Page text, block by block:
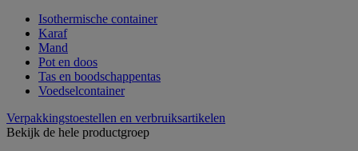
Isothermische container
Karaf
Mand
Pot en doos
Tas en boodschappentas
Voedselcontainer
Verpakkingstoestellen en verbruiksartikelen
Bekijk de hele productgroep